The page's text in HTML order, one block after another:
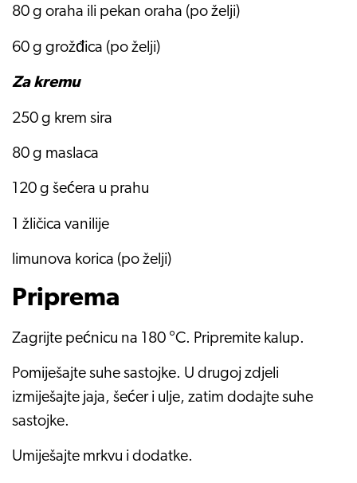
80 g oraha ili pekan oraha (po želji)
60 g grožđica (po želji)
Za kremu
250 g krem sira
80 g maslaca
120 g šećera u prahu
1 žličica vanilije
limunova korica (po želji)
Priprema
Zagrijte pećnicu na 180 °C. Pripremite kalup.
Pomiješajte suhe sastojke. U drugoj zdjeli
izmiješajte jaja, šećer i ulje, zatim dodajte suhe
sastojke.
Umiješajte mrkvu i dodatke.